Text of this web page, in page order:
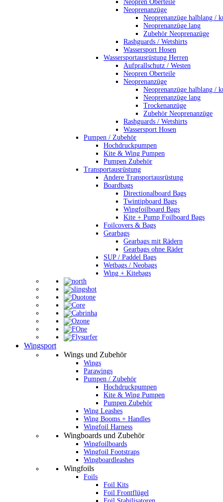
Neopren Oberteile
Neoprenanzüge
Neoprenanzüge halblang /
Neoprenanzüge lang
Zubehör Neoprenazüge
Rashguards / Wetshirts
Wassersport Hosen
Wassersportausrüstung Herren
Aufprallschutz / Westen
Neopren Oberteile
Neoprenanzüge
Neoprenanzüge halblang /
Neoprenanzüge lang
Trockenanzüge
Zubehör Neoprenanzüge
Rashguards / Wetshirts
Wassersport Hosen
Pumpen / Zubehör
Hochdruckpumpen
Kite & Wing Pumpen
Pumpen Zubehör
Transportausrüstung
Andere Transportausrüstung
Boardbags
Directionalboard Bags
Twintipboard Bags
Wingfoilboard Bags
Kite + Pump Foilboard Bags
Foilcovers & Bags
Gearbags
Gearbags mit Rädern
Gearbags ohne Räder
SUP / Paddel Bags
Wetbags / Neobags
Wing + Kitebags
Wingsport
Wings und Zubehör
Wings
Parawings
Pumpen / Zubehör
Hochdruckpumpen
Kite & Wing Pumpen
Pumpen Zubehör
Wing Leashes
Wing Booms + Handles
Wingfoil Harness
Wingboards und Zubehör
Wingfoilboards
Wingfoil Footstraps
Wingboardleashes
Wingfoils
Foils
Foil Kits
Foil Frontflügel